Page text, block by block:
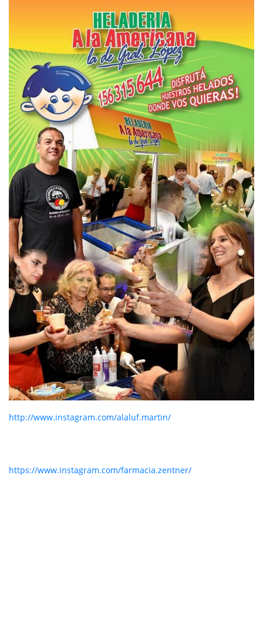
http://www.instagram.com/alaluf.martin/
https://www.instagram.com/farmacia.zentner/